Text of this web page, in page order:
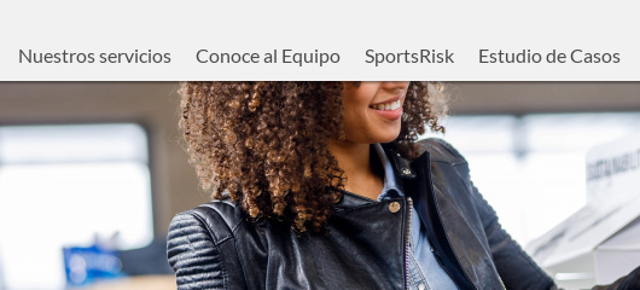
Nuestros servicios Conoce al Equipo SportsRisk Estudio de Casos